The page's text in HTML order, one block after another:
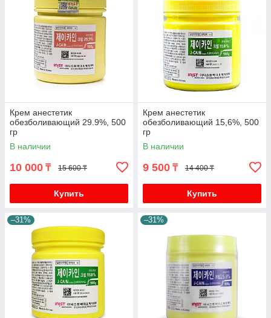
Крем анестетик
обезболивающий 29.9%, 500
гр
В наличии
10 000 ₸ 15 600 ₸
Купить
Крем анестетик
обезболивающий 15,6%, 500
гр
В наличии
9 500 ₸ 14 400 ₸
Купить
–31% –31%